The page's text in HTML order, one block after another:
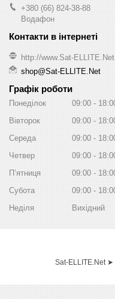
+380 (66) 824-38-88
Водафон
http://www.Sat-ELLITE.Net
shop@Sat-ELLITE.Net
Графік роботи
Понеділок 09:00
Вівторок
09:00
Середа
09:00
Четвер
09:00
Пʼятниця
09:00
Субота
09:00
Неділя
Вихідний